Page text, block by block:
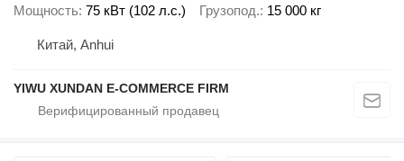
Мощность 75 кВт (102 л.с.) Грузопод. 15 000 кг
Китай, Anhui
YIWU XUNDAN E-COMMERCE FIRM